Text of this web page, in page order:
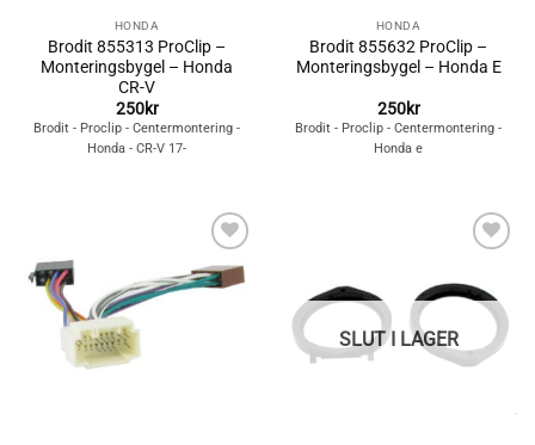
HONDA
Brodit 855313 ProClip –
Monteringsbygel – Honda
CR-V
250kr
Brodit - Proclip - Centermontering -
Honda - CR-V 17-
HONDA
Brodit 855632 ProClip –
Monteringsbygel – Honda E
250kr
Brodit - Proclip - Centermontering -
Honda e
Lägg till i
önskelistan
önskelistan
SLUT I LAGER